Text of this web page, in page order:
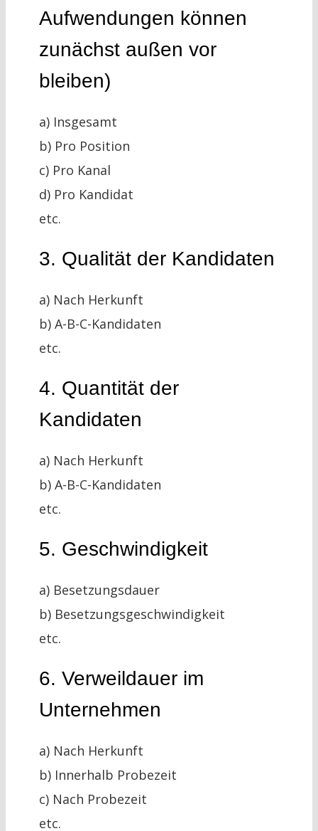
Aufwendungen können
zunächst außen vor
bleiben)
a) Insgesamt
b) Pro Position
c) Pro Kanal
d) Pro Kandidat
etc.
3. Qualität der Kandidaten
a) Nach Herkunft
b) A-B-C-Kandidaten
etc.
4. Quantität der
Kandidaten
a) Nach Herkunft
b) A-B-C-Kandidaten
etc.
5. Geschwindigkeit
a) Besetzungsdauer
b) Besetzungsgeschwindigkeit
etc.
6. Verweildauer im
Unternehmen
a) Nach Herkunft
b) Innerhalb Probezeit
c) Nach Probezeit
etc.